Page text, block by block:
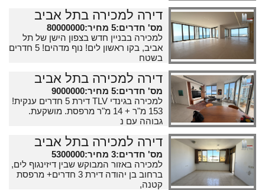
דירה למכירה בתל אביב
מס' חדרים:5 מחיר:80000000
למכירה בבניין חדש בצפון הישן של תל
אביב, בקו ראשון לים! נוף מדהים! 5 חדרים
בשטח
דירה למכירה בתל אביב
מס' חדרים:5 מחיר:9000000
למכירה בגינדי TLV דירת 5 חדרים ענקית!
153 מ"ר + 14 מ"ר מרפסת. מושקעת.
גבוהה עם נ
דירה למכירה בתל אביב
מס' חדרים:3 מחיר:5300000
למכירה באזור המבוקש שבין דיזינגוף לים,
ברחוב בן יהודה דירת 3 חדרים+ מרפסת
קטנה,